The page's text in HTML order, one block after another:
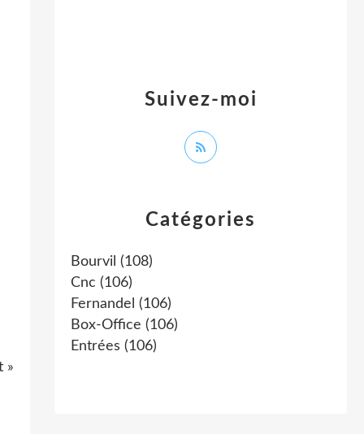
»
Catégories
Bourvil (108)
Cnc (106)
Fernandel (106)
Box-Office (106)
Entrées (106)
Suivez-moi